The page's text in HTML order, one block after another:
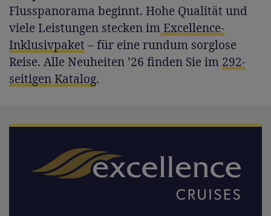
Flusspanorama beginnt. Hohe Qualität und
viele Leistungen stecken imExcellence-
Inklusivpaket – für eine rundum sorglose
Reise. Alle Neuheiten ’26 finden Sie im 292-
seitigen Katalog.